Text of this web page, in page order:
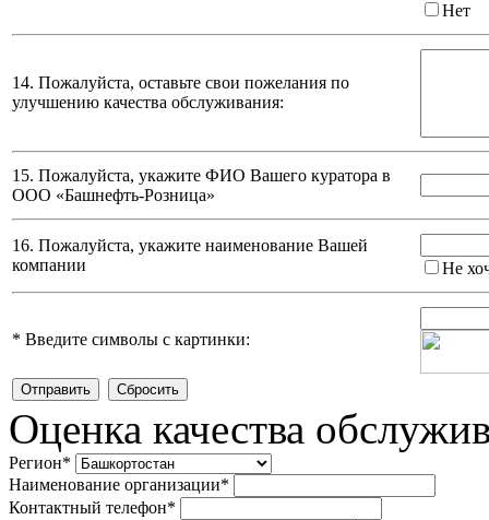
Нет
14. Пожалуйста, оставьте свои пожелания по
улучшению качества обслуживания:
15. Пожалуйста, укажите ФИО Вашего куратора в
ООО «Башнефть-Розница»
16. Пожалуйста, укажите наименование Вашей
компании
Не
* Введите символы с картинки:
Оценка качества
Регион*
Наименование организации*
Контактный телефон*